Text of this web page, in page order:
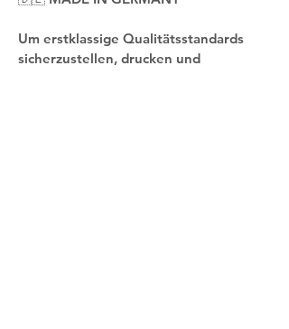
Um erstklassige Qualitätsstandards
sicherzustellen, drucken und